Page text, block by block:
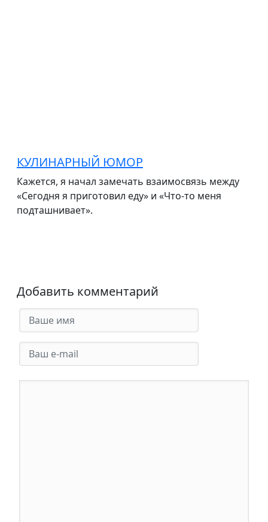
КУЛИНАРНЫЙ ЮМОР
Кажется, я начал замечать взаимосвязь между
«Сегодня я приготовил еду» и «Что-то меня
подташнивает».
Добавить комментарий